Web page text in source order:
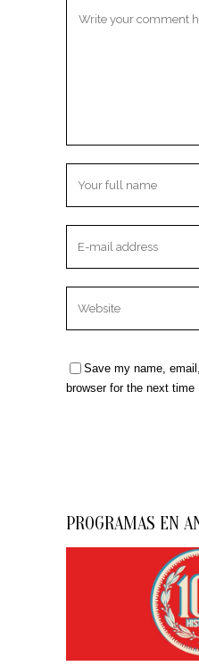
Save my name,
browser for the next time
PROGRAMAS EN